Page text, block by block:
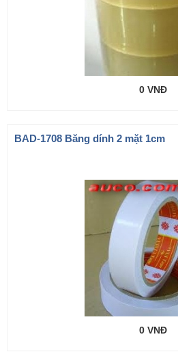
0 VNĐ
BAD-1708 Băng dính 2 mặt 1cm
0 VNĐ